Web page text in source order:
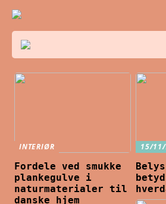
INTERIØR
Fordele ved smukke
plankegulve i
naturmaterialer til
danske hjem
15/